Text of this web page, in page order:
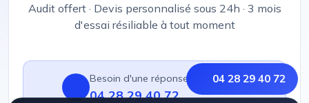
04 28 29 40 72
Audit offert · Devis personnalisé sous 24h · 3 mois
d'essai résiliable à tout moment
Besoin d'une réponse immédiate ?
04 28 29 40 72